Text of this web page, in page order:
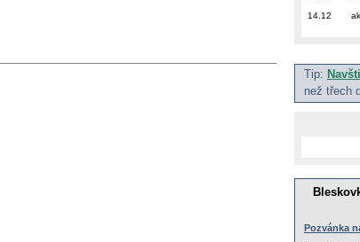
14.12
Tip:
než třech